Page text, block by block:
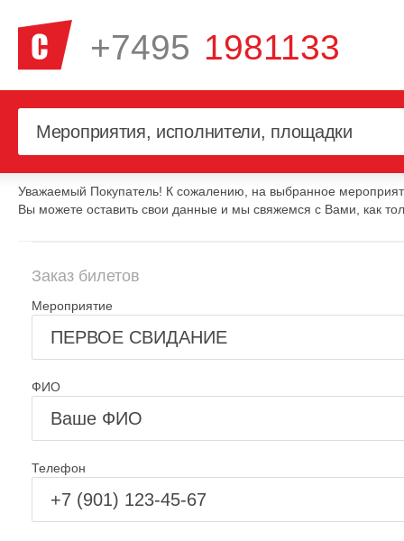
+7495 1981133
Уважаемый Покупатель! К сожалению, на выбранное
Вы можете оставить свои данные и мы свяжемся с Вами, как
Заказ билетов
Мероприятие
ФИО
Телефон